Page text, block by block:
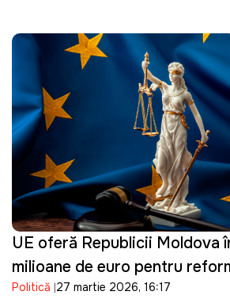
UE oferă Republicii Moldova
milioane de euro pentru
consolidarea procesului de
Politică 27 martie 2026, 16:17